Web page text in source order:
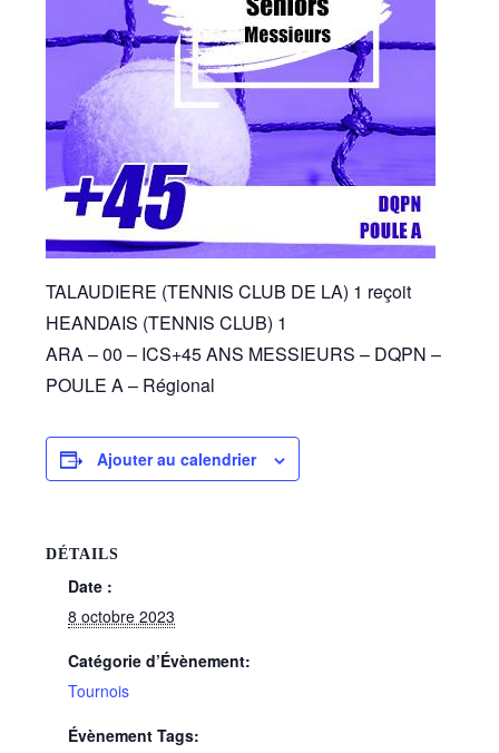
TALAUDIERE (TENNIS CLUB DE LA) 1 reçoit
HEANDAIS (TENNIS CLUB) 1
ARA – 00 – ICS+45 ANS MESSIEURS – DQPN –
POULE A – Régional
Ajouter au calendrier
DÉTAILS
Date :
8 octobre 2023
Catégorie d’Évènement:
Tournois
Évènement Tags: